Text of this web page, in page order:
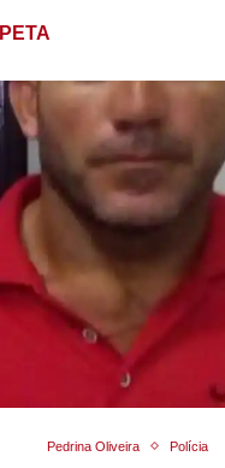
Pedrina Oliveira Polícia